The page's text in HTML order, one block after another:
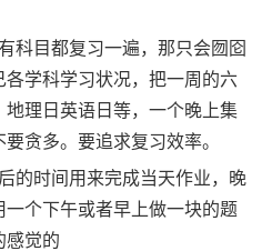
科目都复习一遍，那只会囫囵
学科学习状况，把一周的六
理日英语日等，一个晚上集
贪多。要追求复习效率。
的时间用来完成当天作业，晚
个下午或者早上做一块的题
感觉的